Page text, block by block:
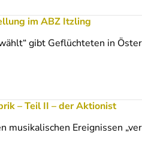
im ABZ Itzling
gibt Geflüchteten in
– Teil II – der Aktionist
Ereignissen